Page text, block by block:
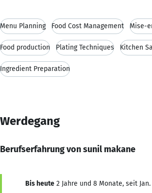
Menu Planning Food Cost Management Mise-
Food production Plating Techniques Kitchen
Ingredient Preparation
Werdegang
Berufserfahrung von sunil makane
Bis heute 2 Jahre und 8 Monate, seit Jan.